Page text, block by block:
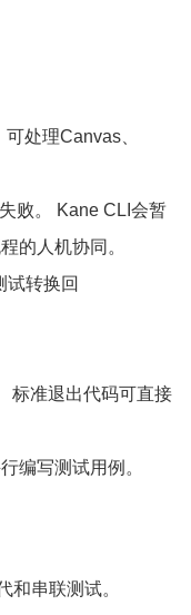
处理Canvas、
败。 Kane CLI会暂
的人机协同。
试转换回
标准退出代码可直接
编写测试用例。
串联测试。